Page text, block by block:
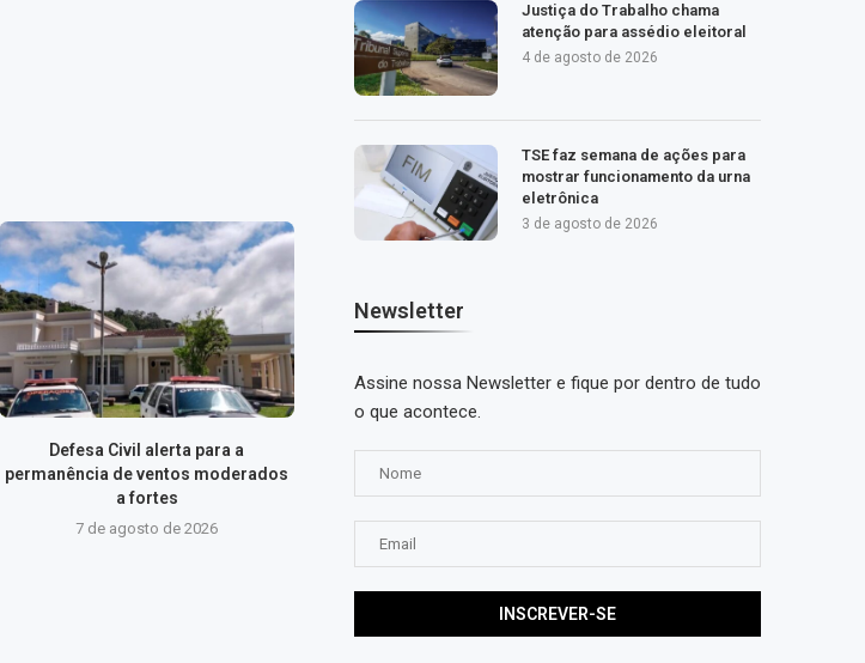
Defesa Civil alerta para a
permanência de ventos moderados
a fortes
7 de agosto de 2026
Justiça do Trabalho chama
atenção para assédio eleitoral
4 de agosto de 2026
TSE faz semana de ações para
mostrar funcionamento da urna
eletrônica
3 de agosto de 2026
Newsletter
Assine nossa Newsletter e fique por dentro de tudo
o que acontece.